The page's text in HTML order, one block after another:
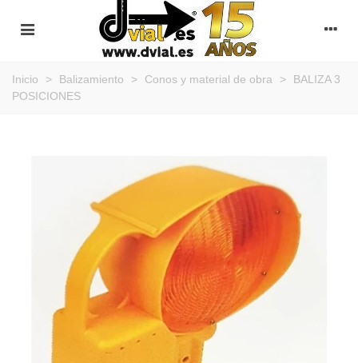
Inicio > Balizamiento > Conos y material de obra >
BALIZA 3
POSICIONES